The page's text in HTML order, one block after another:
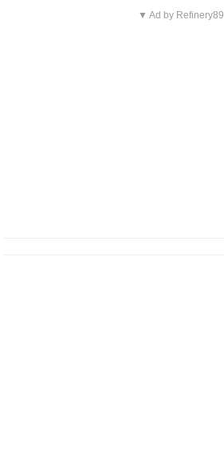
▼ Ad by Refinery89